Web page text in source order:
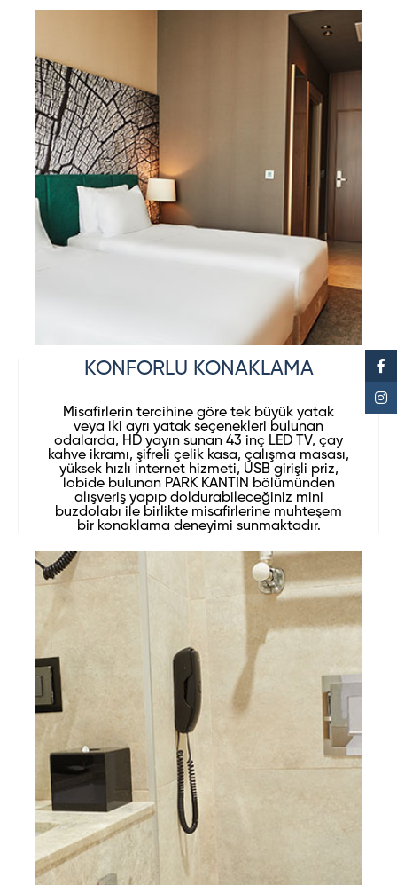
KONFORLU KONAKLAMA
Misafirlerin tercihine göre tek büyük yatak
veya iki ayrı yatak seçenekleri bulunan
odalarda, HD yayın sunan 43 inç LED TV, çay
kahve ikramı, şifreli çelik kasa, çalışma masası,
yüksek hızlı internet hizmeti, USB girişli priz,
lobide bulunan PARK KANTIN bölümünden
alışveriş yapıp doldurabileceğiniz mini
buzdolabı ile birlikte misafirlerine muhteşem
bir konaklama deneyimi sunmaktadır.